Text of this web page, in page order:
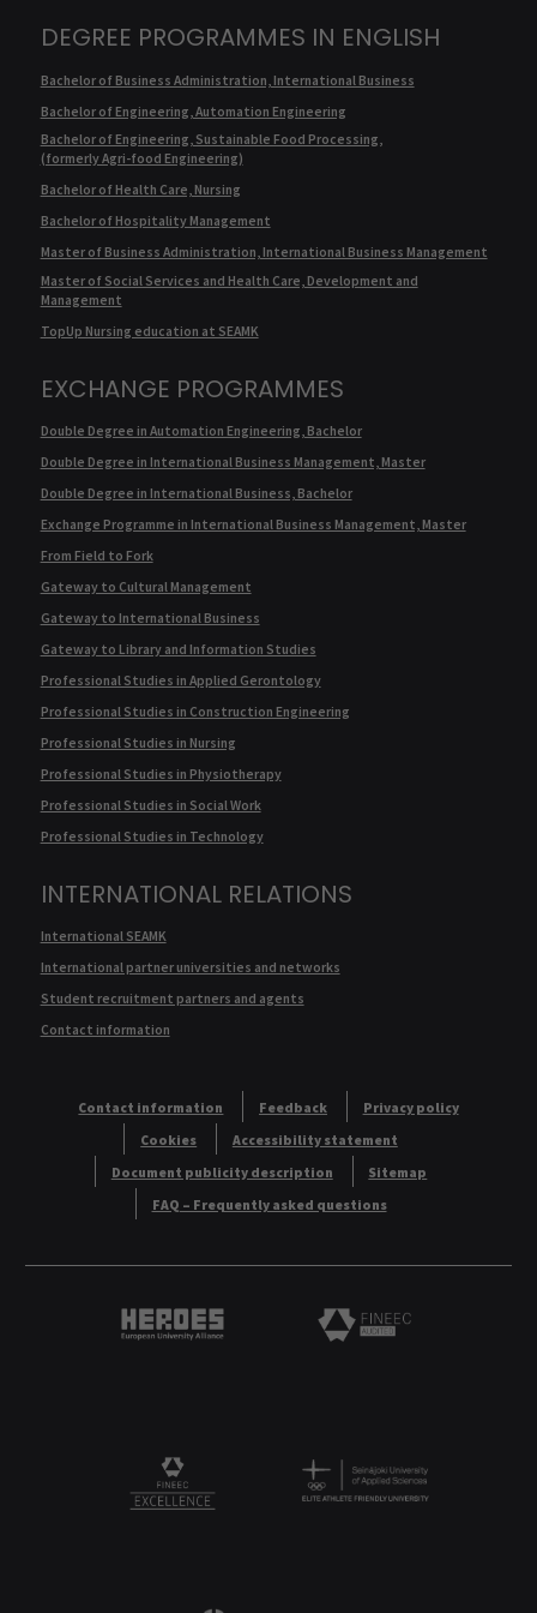
DEGREE PROGRAMMES IN ENGLISH
Bachelor of Business Administration, International Business
Bachelor of Engineering, Automation Engineering
Bachelor of Engineering, Sustainable Food Processing,
(formerly Agri-food Engineering)
Bachelor of Health Care, Nursing
Bachelor of Hospitality Management
Master of Business Administration, International Business Management
Master of Social Services and Health Care, Development and
Management
TopUp Nursing education at SEAMK
EXCHANGE PROGRAMMES
Double Degree in Automation Engineering, Bachelor
Double Degree in International Business Management, Master
Double Degree in International Business, Bachelor
Exchange Programme in International Business Management, Master
From Field to Fork
Gateway to Cultural Management
Gateway to International Business
Gateway to Library and Information Studies
Professional Studies in Applied Gerontology
Professional Studies in Construction Engineering
Professional Studies in Nursing
Professional Studies in Physiotherapy
Professional Studies in Social Work
Professional Studies in Technology
INTERNATIONAL RELATIONS
International SEAMK
International partner universities and networks
Student recruitment partners and agents
Contact information
Contact information Feedback
Privacy policy
Cookies
Accessibility statement
Document publicity description
Sitemap
FAQ – Frequently asked questions
Heroes European University Alliance logo
Logo
FINEEC Excellencee Logo